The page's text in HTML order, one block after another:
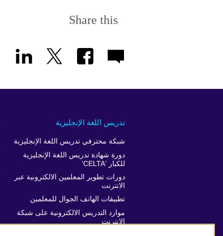
Share this
تدريس اللغة الإنجليزية
شبكة محترفي تدريس اللغة الإنجليزية
دورة شهادة تدريس اللغة الإنجليزية
للكبار ’CELTA‘
دورات تطوير المعلمين الالكترونية عبر
الانترنت
تطبيقات الهاتف الجوال للمعلمين
موارد التدريس الالكترونية على شبكة
الانترنت